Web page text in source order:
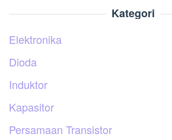
Kategori
Elektronika
Dioda
Induktor
Kapasitor
Persamaan Transistor